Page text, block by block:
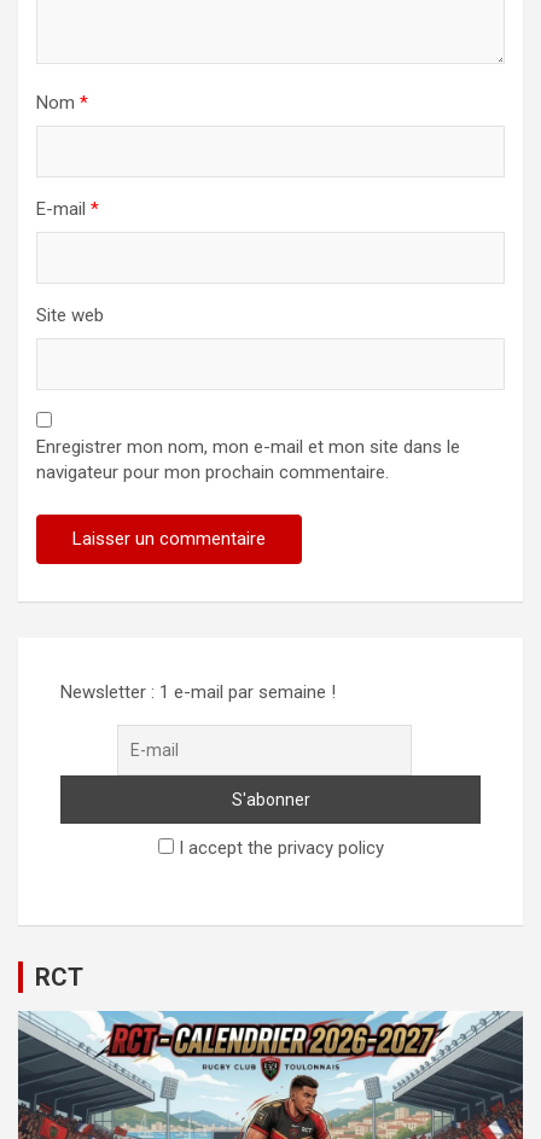
Nom *
E-mail *
Site web
Enregistrer mon nom, mon e-mail et mon site dans le
navigateur pour mon prochain commentaire.
Newsletter : 1 e-mail par semaine !
I accept the privacy policy
RCT